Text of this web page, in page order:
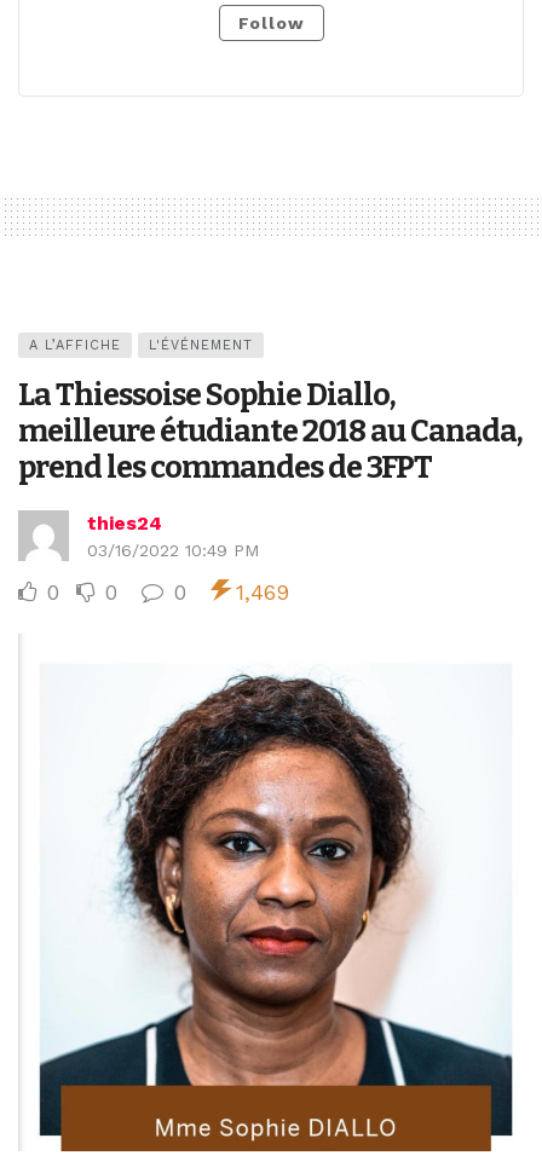
Follow
A L’AFFICHE L'ÉVÉNEMENT
La Thiessoise Sophie Diallo,
meilleure étudiante 2018 au Canada,
prend les commandes de 3FPT
thies24
03/16/2022 10:49 PM
0 0 0 1,469